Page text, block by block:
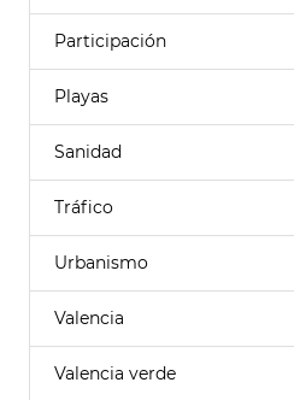
Participación
Playas
Sanidad
Tráfico
Urbanismo
Valencia
Valencia verde